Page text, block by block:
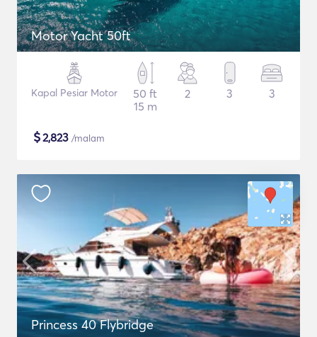
Motor Yacht 50ft
Kapal Pesiar Motor
50 ft
15 m
2 3 3
$2,823 /malam
Princess 40 Flybridge